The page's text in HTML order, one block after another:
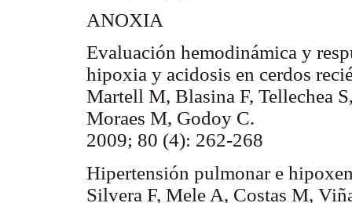
ANOXIA
Evaluación hemodinámica y
hipoxia y acidosis en cerdos
Martell M, Blasina F, Tellechea
Moraes M, Godoy C.
2009; 80 (4): 262-268
Hipertensión pulmonar e
Silvera F, Mele A, Costas M,